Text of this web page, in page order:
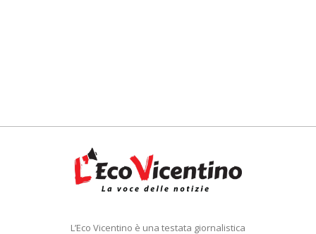
L’Eco Vicentino è una testata giornalistica